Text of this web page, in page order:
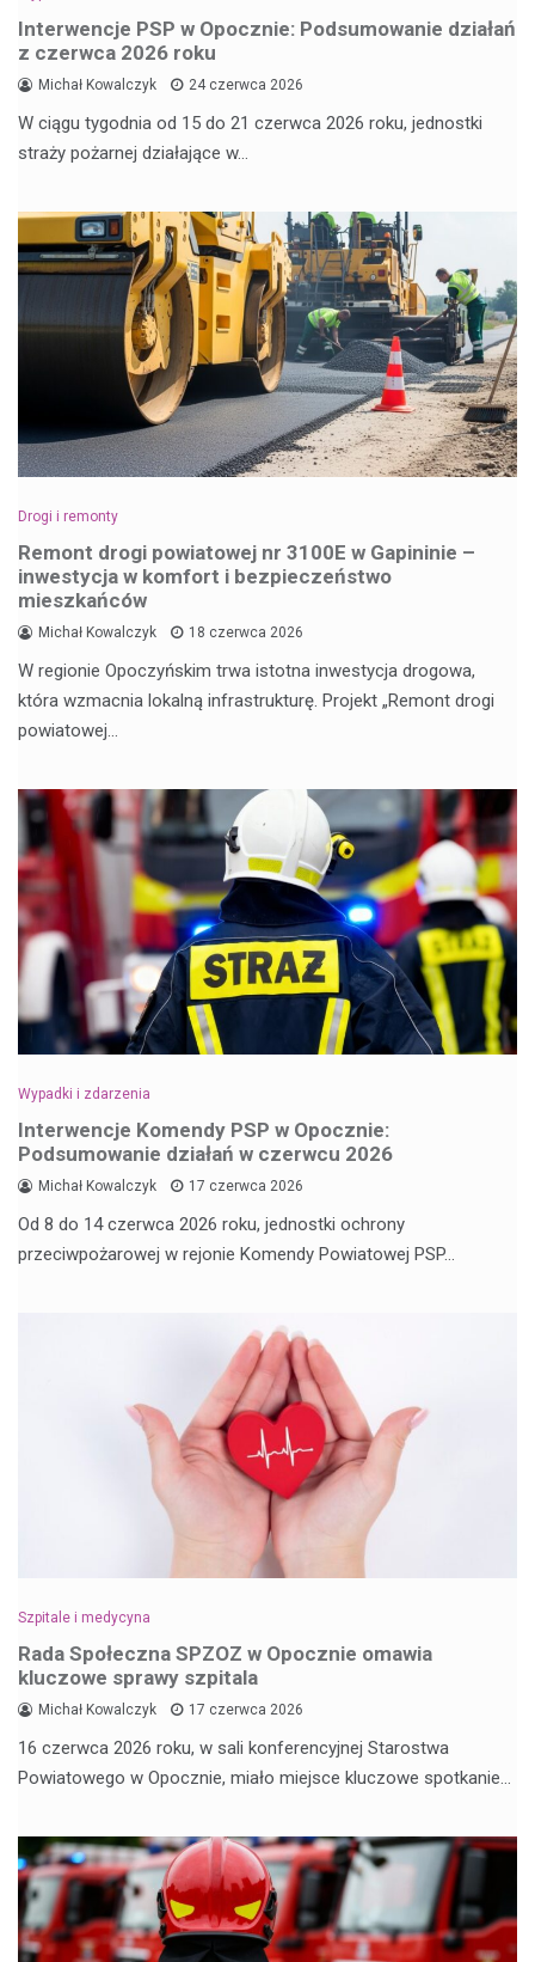
Interwencje PSP w Opocznie: Podsumowanie działań
z czerwca 2026 roku
Michał Kowalczyk 24 czerwca 2026
W ciągu tygodnia od 15 do 21 czerwca 2026 roku, jednostki
straży pożarnej działające w…
Drogi i remonty
Remont drogi powiatowej nr 3100E w Gapininie –
inwestycja w komfort i bezpieczeństwo
mieszkańców
Michał Kowalczyk 18 czerwca 2026
W regionie Opoczyńskim trwa istotna inwestycja drogowa,
która wzmacnia lokalną infrastrukturę. Projekt „Remont drogi
powiatowej…
Wypadki i zdarzenia
Interwencje Komendy PSP w Opocznie:
Podsumowanie działań w czerwcu 2026
Michał Kowalczyk 17 czerwca 2026
Od 8 do 14 czerwca 2026 roku, jednostki ochrony
przeciwpożarowej w rejonie Komendy Powiatowej PSP…
Szpitale i medycyna
Rada Społeczna SPZOZ w Opocznie omawia
kluczowe sprawy szpitala
Michał Kowalczyk 17 czerwca 2026
16 czerwca 2026 roku, w sali konferencyjnej Starostwa
Powiatowego w Opocznie, miało miejsce kluczowe spotkanie…